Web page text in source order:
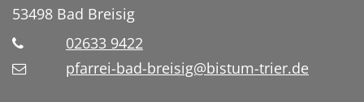
53498 Bad Breisig
02633 9422
pfarrei-bad-breisig@bistum-trier.de